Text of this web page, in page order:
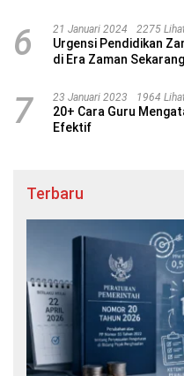
6 21 Januari 2024 2275
Urgensi Pendidikan
di Era Zaman Sekarang
7 23 Januari 2023 1964
20+ Cara Guru
Efektif
Terbaru